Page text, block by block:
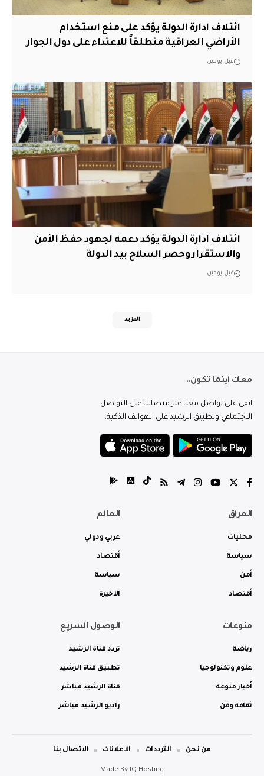
ائتلاف ادارة الدولة يؤكد على منع استخدام
الأراضي العراقية منطلقاً للاعتداء على دول الجوار
قبل يومين
ائتلاف ادارة الدولة يؤكد دعمه لجهود حفظ الأمن
والاستقرار وحصر السلاح بيد الدولة
قبل يومين
المزيد
معك اينما تكون..
ابقى على تواصل معنا عبر منصاتنا على التواصل
الاجتماعي وتطبيق الرشيد على الهواتف الذكية.
العراق
محليات
سياسة
أمن
أقتصاد
العالم
عربي ودولي
أقتصاد
سياسة
الاخيرة
منوعات
رياضة
علوم وتكنولوجيا
أخبار منوعة
ثقافة وفن
الوصول السريع
تردد قناة الرشيد
تطبيق قناة الرشيد
قناة الرشيد مباشر
راديو الرشيد مباشر
Made By IQ Hosting
من نحن الترددات الاعلانات الاتصال بنا